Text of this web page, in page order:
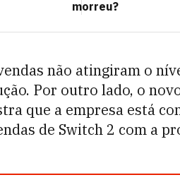
morreu?
não atingiram o
Por outro lado, o
que a empresa está
de Switch 2 com a